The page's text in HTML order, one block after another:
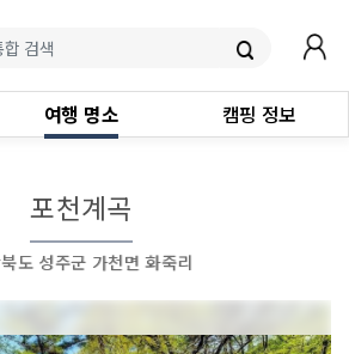
여행 명소 캠핑 정보
포천계곡
도 성주군 가천면 화죽리